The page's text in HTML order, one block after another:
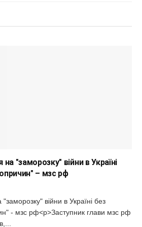
"заморозку" війни в Україні
– мзс рф
війни в Україні без
- мзс рф<p>Заступник глави мзс рф